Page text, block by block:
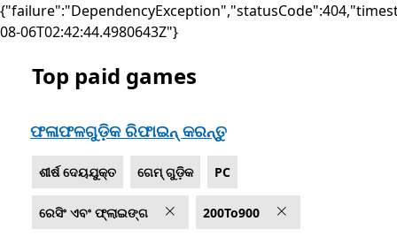
08-06T02:42:44.4980643Z"}
Microsoft.com ତାଲିକାଭୁକ୍ତ କରନ୍ତୁ
Top paid games
ଫଳାଫଳଗୁଡ଼ିକ ରିଫାଇନ୍ କରନ୍ତୁ
ଶୀର୍ଷ ଦେୟଯୁକ୍ତ ଗେମ୍ ଗୁଡ଼ିକ PC
ରେସିଂ ଏବଂ ଫ୍ଲାଇଙ୍ଗ 200To900